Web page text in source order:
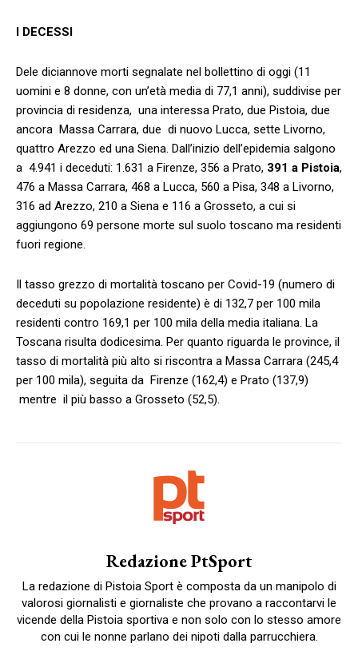
I DECESSI
Dele diciannove morti segnalate nel bollettino di oggi (11
uomini e 8 donne, con un’età media di 77,1 anni), suddivise per
provincia di residenza, una interessa Prato, due Pistoia, due
ancora Massa Carrara, due di nuovo Lucca, sette Livorno,
quattro Arezzo ed una Siena. Dall’inizio dell’epidemia salgono
a 4.941 i deceduti: 1.631 a Firenze, 356 a Prato, 391 a Pistoia,
476 a Massa Carrara, 468 a Lucca, 560 a Pisa, 348 a Livorno,
316 ad Arezzo, 210 a Siena e 116 a Grosseto, a cui si
aggiungono 69 persone morte sul suolo toscano ma residenti
fuori regione.
Il tasso grezzo di mortalità toscano per Covid-19 (numero di
deceduti su popolazione residente) è di 132,7 per 100 mila
residenti contro 169,1 per 100 mila della media italiana. La
Toscana risulta dodicesima. Per quanto riguarda le province, il
tasso di mortalità più alto si riscontra a Massa Carrara (245,4
per 100 mila), seguita da Firenze (162,4) e Prato (137,9)
mentre il più basso a Grosseto (52,5).
Redazione PtSport
La redazione di Pistoia Sport è composta da un manipolo di
valorosi giornalisti e giornaliste che provano a raccontarvi le
vicende della Pistoia sportiva e non solo con lo stesso amore
con cui le nonne parlano dei nipoti dalla parrucchiera.